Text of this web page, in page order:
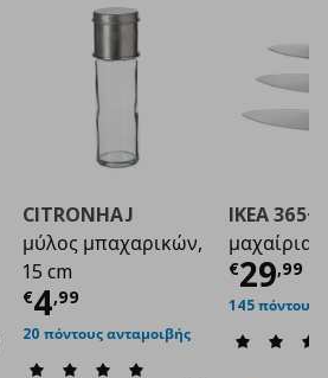
€ 7,99
CITRONHAJ
μύλος μπαχαρικών,
15 cm
€4,99
Τρέχουσα τιμή€
20 πόντους ανταμοιβής
IKEA 365+
μαχαίρια,
€29,99
145 πόντους